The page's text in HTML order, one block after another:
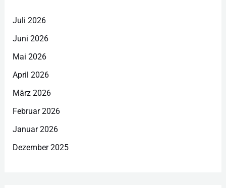
Juli 2026
Juni 2026
Mai 2026
April 2026
März 2026
Februar 2026
Januar 2026
Dezember 2025